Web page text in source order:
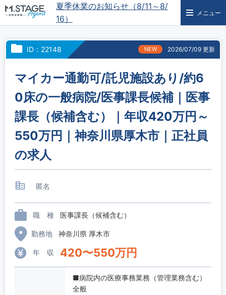
夏季休業のお知らせ（8/11～8/
16）
メニュー
ID：22148 NEW 2026/07/09 更新
マイカー通勤可/託児施設あり/約6
0床の一般病院/医事課長候補｜医事
課長（候補含む）｜年収420万円～
550万円｜神奈川県厚木市｜正社員
の求人
匿名
職 種 医事課長（候補含む）
勤務地 神奈川県 厚木市
年 収 420〜550万円
■病院内の医療事務業務（管理業務含む）
全般